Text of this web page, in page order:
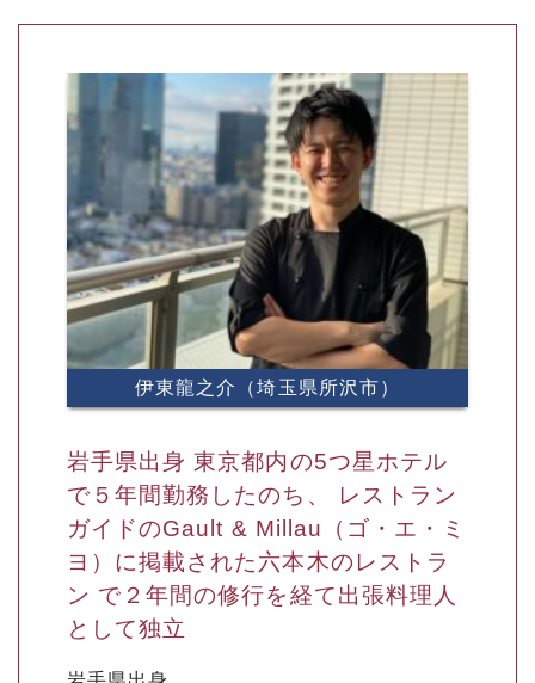
伊東龍之介（埼玉県所沢市）
岩手県出身 東京都内の5つ星ホテル
で５年間勤務したのち、 レストラン
ガイドのGault & Millau（ゴ・エ・ミ
ヨ）に掲載された六本木のレストラ
ン で２年間の修行を経て出張料理人
として独立